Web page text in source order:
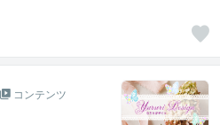
コンテンツ